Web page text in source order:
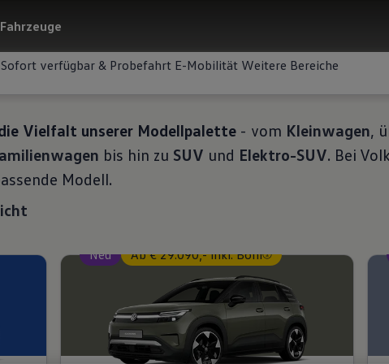
Sofort verfügbar & Probefahrt E-Mobilität Weitere Bereiche
Volkswagen
Vielfalt unserer Modellpalette - vom Kleinwagen,
bis hin zu SUV und Elektro-SUV. Bei
Modell.
Neu Ab € 29.090,- inkl. Boni